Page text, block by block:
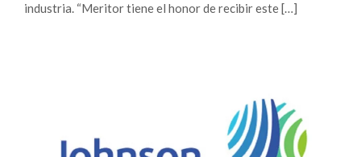
industria. “Meritor tiene el honor de recibir este […]